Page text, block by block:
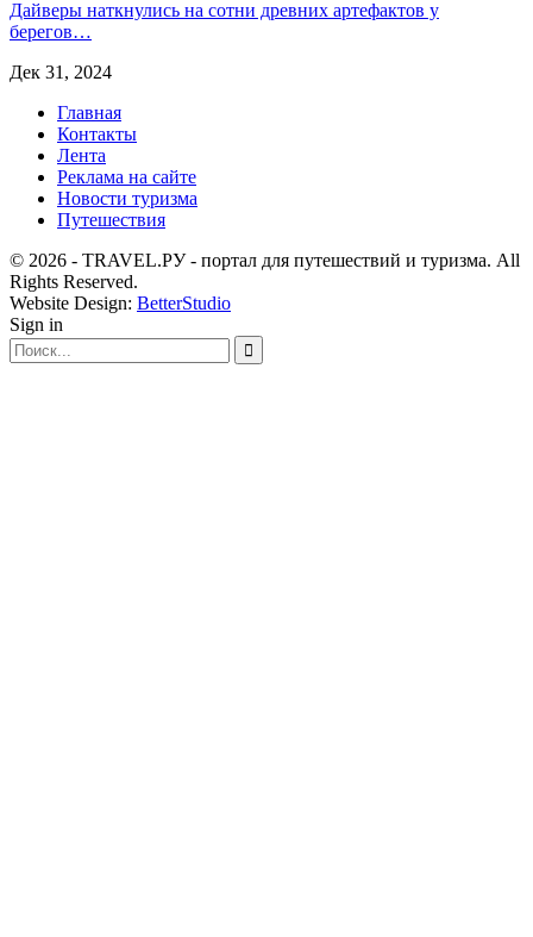
Дайверы наткнулись на сотни древних артефактов у
берегов…
Дек 31, 2024
Главная
Контакты
Лента
Реклама на сайте
Новости туризма
Путешествия
© 2026 - TRAVEL.РУ - портал для путешествий и туризма. All
Rights Reserved.
Website Design: BetterStudio
Sign in